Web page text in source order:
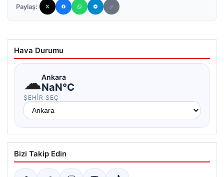
Paylaş:
Hava Durumu
☁Ankara
NaN°C
ŞEHIR SEÇ
Bizi Takip Edin